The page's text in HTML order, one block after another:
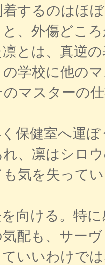
着するのはほ
、外傷どこ
とは、真逆
学校に他の
マスターの
く保健室へ運
、凛はシロ
気を失って
向ける。特
配も、サー
いいわけで